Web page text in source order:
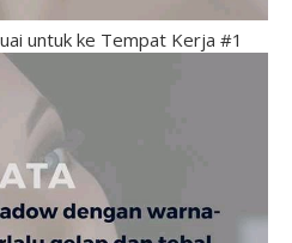
untuk ke Tempat Kerja #1